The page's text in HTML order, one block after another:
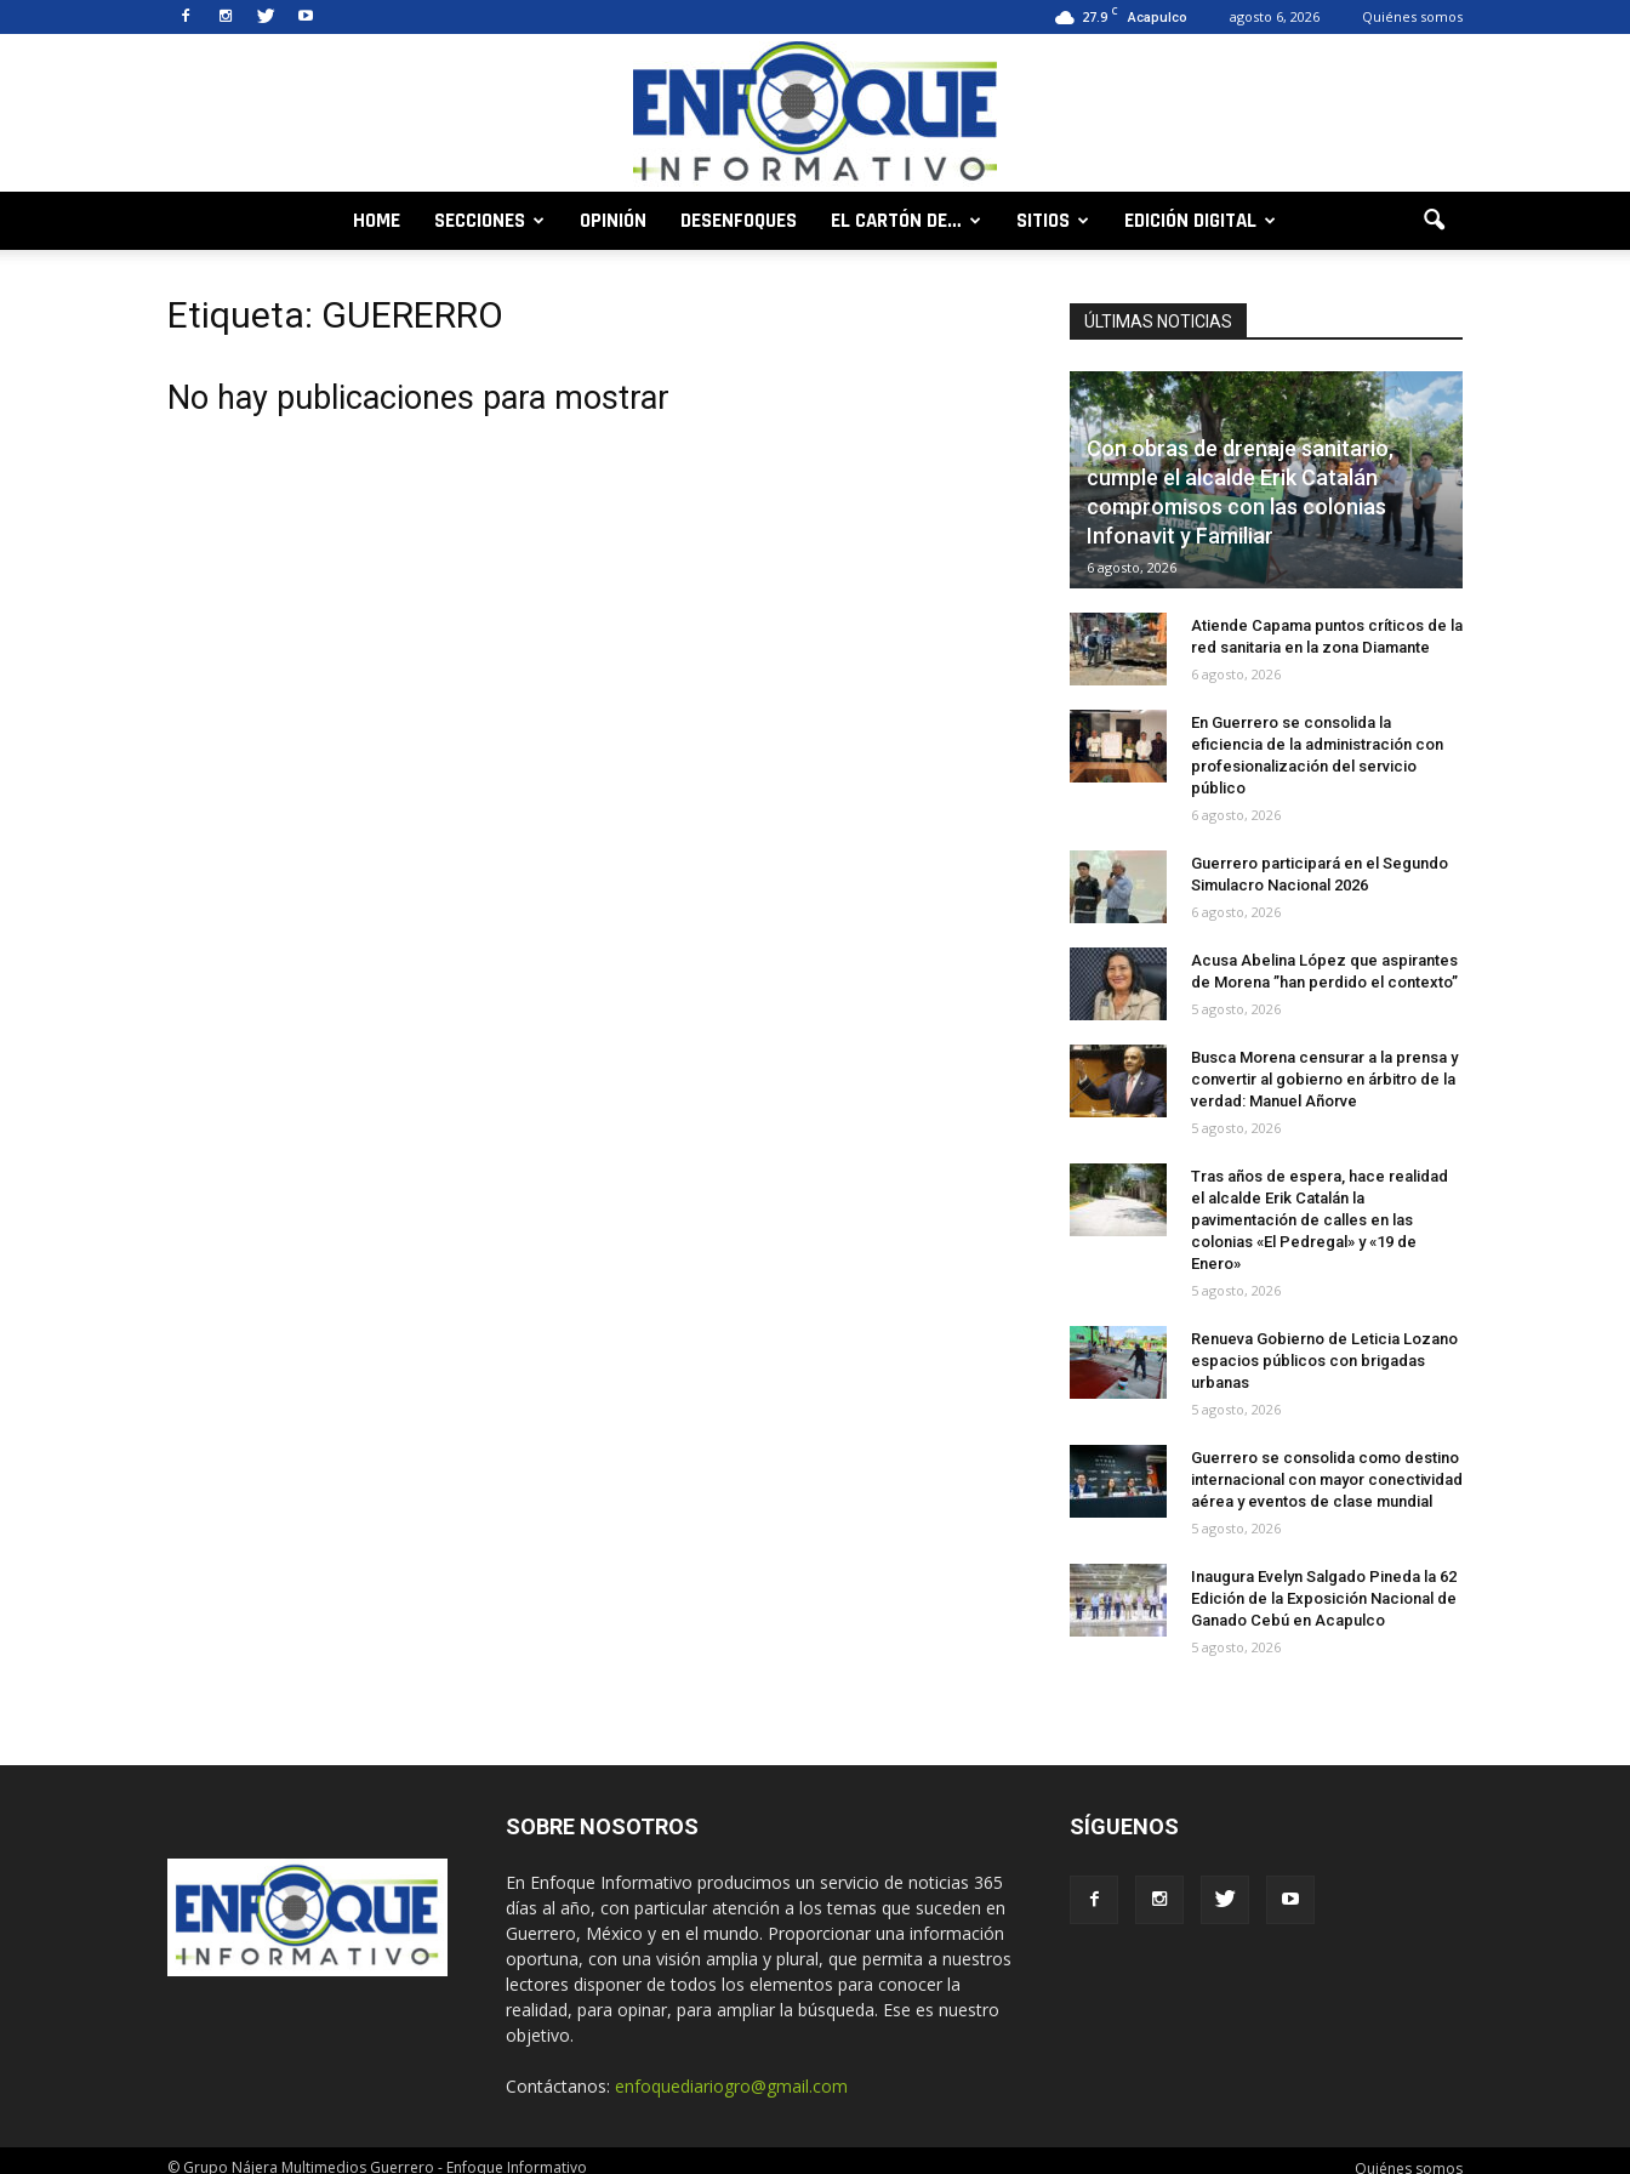
27.9 C Acapulco agosto 6, 2026 Quiénes somos
HOME SECCIONES OPINIÓN DESENFOQUES EL CARTÓN DE… SITIOS EDICIÓN DIGITAL
Etiqueta: GUERERRO
No hay publicaciones para mostrar
ÚLTIMAS NOTICIAS
Con obras de drenaje sanitario,
cumple el alcalde Erik Catalán
compromisos con las colonias
Infonavit y Familiar
6 agosto, 2026
Atiende Capama puntos críticos de la
red sanitaria en la zona Diamante
6 agosto, 2026
En Guerrero se consolida la
eficiencia de la administración con
profesionalización del servicio
público
6 agosto, 2026
Guerrero participará en el Segundo
Simulacro Nacional 2026
6 agosto, 2026
Acusa Abelina López que aspirantes
de Morena ”han perdido el contexto”
5 agosto, 2026
Busca Morena censurar a la prensa y
convertir al gobierno en árbitro de la
verdad: Manuel Añorve
5 agosto, 2026
Tras años de espera, hace realidad
el alcalde Erik Catalán la
pavimentación de calles en las
colonias «El Pedregal» y «19 de
Enero»
5 agosto, 2026
Renueva Gobierno de Leticia Lozano
espacios públicos con brigadas
urbanas
5 agosto, 2026
Guerrero se consolida como destino
internacional con mayor conectividad
aérea y eventos de clase mundial
5 agosto, 2026
Inaugura Evelyn Salgado Pineda la 62
Edición de la Exposición Nacional de
Ganado Cebú en Acapulco
5 agosto, 2026
SOBRE NOSOTROS
En Enfoque Informativo producimos un servicio de noticias 365
días al año, con particular atención a los temas que suceden en
Guerrero, México y en el mundo. Proporcionar una información
oportuna, con una visión amplia y plural, que permita a nuestros
lectores disponer de todos los elementos para conocer la
realidad, para opinar, para ampliar la búsqueda. Ese es nuestro
objetivo.
Contáctanos: enfoquediariogro@gmail.com
SÍGUENOS
Quiénes somos
© Grupo Nájera Multimedios Guerrero - Enfoque Informativo